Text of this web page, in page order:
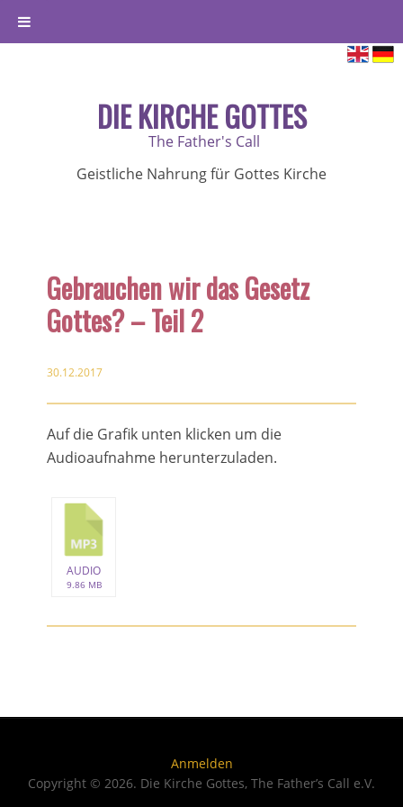
DIE KIRCHE GOTTES
The Father's Call
Geistliche Nahrung für Gottes Kirche
Gebrauchen wir das Gesetz
Gottes? – Teil 2
30.12.2017
Auf die Grafik unten klicken um die
Audioaufnahme herunterzuladen.
AUDIO
9.86 MB
Anmelden
Copyright © 2026. Die Kirche Gottes, The Father’s Call e.V.